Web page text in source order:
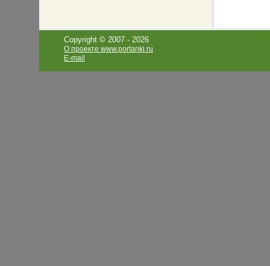
Copyright © 2007 - 2026
О проекте www.portanki.ru
E-mail